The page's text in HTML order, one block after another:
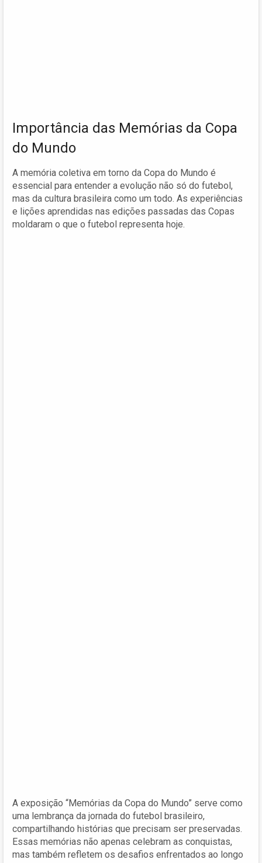
Importância das Memórias da Copa
do Mundo
A memória coletiva em torno da Copa do Mundo é
essencial para entender a evolução não só do futebol,
mas da cultura brasileira como um todo. As experiências
e lições aprendidas nas edições passadas das Copas
moldaram o que o futebol representa hoje.
A exposição “Memórias da Copa do Mundo” serve como
uma lembrança da jornada do futebol brasileiro,
compartilhando histórias que precisam ser preservadas.
Essas memórias não apenas celebram as conquistas,
mas também refletem os desafios enfrentados ao longo